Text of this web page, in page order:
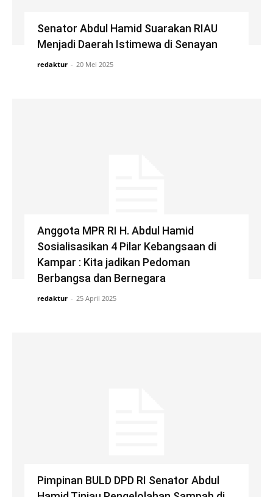
Senator Abdul Hamid Suarakan RIAU
Menjadi Daerah Istimewa di Senayan
redaktur - 20 Mei 2025
Anggota MPR RI H. Abdul Hamid
Sosialisasikan 4 Pilar Kebangsaan di
Kampar : Kita jadikan Pedoman
Berbangsa dan Bernegara
redaktur - 25 April 2025
Pimpinan BULD DPD RI Senator Abdul